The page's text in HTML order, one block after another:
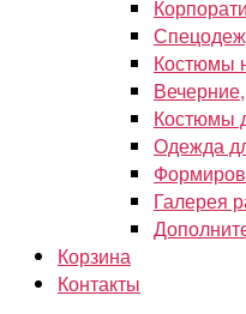
Костюмы
Костюмы
Одежда
Галерея
Корзина
Контакты